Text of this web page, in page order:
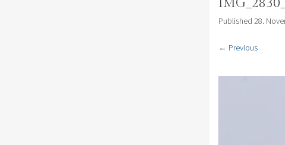
Published 28.
← Previous